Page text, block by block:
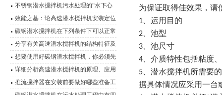
不锈钢潜水搅拌机污水处理的“水下心
脏”
效能之基：论高速潜水搅拌机安装定位
的科学要诀
碳钢潜水搅拌机在下列条件下可以正常
连续运行
分享有关高速潜水搅拌机的结构特征及
使用优势
想要使用好碳钢潜水搅拌机，你必须先
了解它的特点
详细分析高速潜水搅拌机的原理、应用
以及性能特点
推流搅拌器在安装前要做好哪些准备工
为保证取得佳效果，请
1、运用目的
2、池型
3、池尺寸
4、介质特性包括粘度
5、潜水搅拌机所需要
据具体情况应采用一台